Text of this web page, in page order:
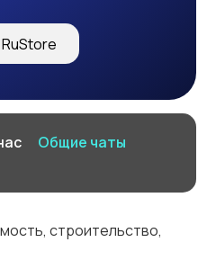
RuStore
Общие чаты
строительство,